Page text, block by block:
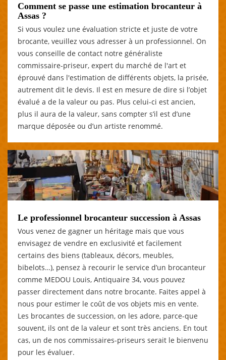
Comment se passe une estimation brocanteur à
Assas ?
Si vous voulez une évaluation stricte et juste de votre
brocante, veuillez vous adresser à un professionnel. On
vous conseille de contact notre généraliste
commissaire-priseur, expert du marché de l'art et
éprouvé dans l'estimation de différents objets, la prisée,
autrement dit le devis. Il est en mesure de dire si l’objet
évalué a de la valeur ou pas. Plus celui-ci est ancien,
plus il aura de la valeur, sans compter s’il est d’une
marque déposée ou d’un artiste renommé.
Le professionnel brocanteur succession à Assas
Vous venez de gagner un héritage mais que vous
envisagez de vendre en exclusivité et facilement
certains des biens (tableaux, décors, meubles,
bibelots…), pensez à recourir le service d’un brocanteur
comme MEDOU Louis, Antiquaire 34, vous pouvez
passer directement dans notre brocante. Faites appel à
nous pour estimer le coût de vos objets mis en vente.
Les brocantes de succession, on les adore, parce-que
souvent, ils ont de la valeur et sont très anciens. En tout
cas, un de nos commissaires-priseurs serait le bienvenu
pour les évaluer.